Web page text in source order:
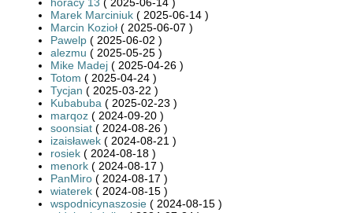
Marek Marciniuk ( 2025-06-14 )
Marcin Kozioł ( 2025-06-07 )
Pawelp ( 2025-06-02 )
alezmu ( 2025-05-25 )
Mike Madej ( 2025-04-26 )
Totom ( 2025-04-24 )
Tycjan ( 2025-03-22 )
Kubabuba ( 2025-02-23 )
marqoz ( 2024-09-20 )
soonsiat ( 2024-08-26 )
izaisławek ( 2024-08-21 )
rosiek ( 2024-08-18 )
menork ( 2024-08-17 )
PanMiro ( 2024-08-17 )
wiaterek ( 2024-08-15 )
wspodnicynaszosie ( 2024-08-15 )